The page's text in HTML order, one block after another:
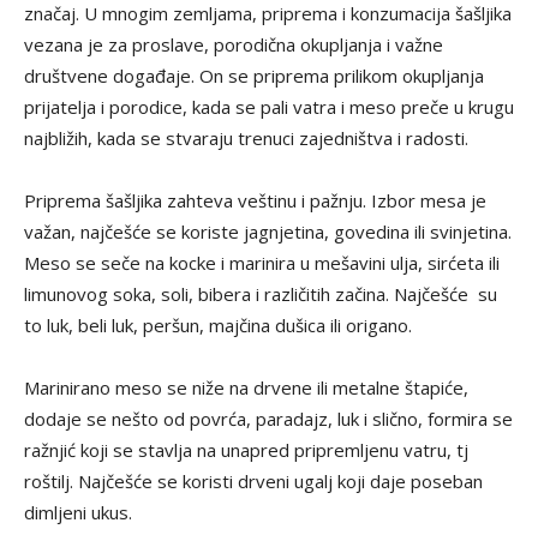
značaj. U mnogim zemljama, priprema i konzumacija šašljika
vezana je za proslave, porodična okupljanja i važne
društvene događaje. On se priprema prilikom okupljanja
prijatelja i porodice, kada se pali vatra i meso preče u krugu
najbližih, kada se stvaraju trenuci zajedništva i radosti.
Priprema šašljika zahteva veštinu i pažnju. Izbor mesa je
važan, najčešće se koriste jagnjetina, govedina ili svinjetina.
Meso se seče na kocke i marinira u mešavini ulja, sirćeta ili
limunovog soka, soli, bibera i različitih začina. Najčešće su
to luk, beli luk, peršun, majčina dušica ili origano.
Marinirano meso se niže na drvene ili metalne štapiće,
dodaje se nešto od povrća, paradajz, luk i slično, formira se
ražnjić koji se stavlja na unapred pripremljenu vatru, tj
roštilj. Najčešće se koristi drveni ugalj koji daje poseban
dimljeni ukus.